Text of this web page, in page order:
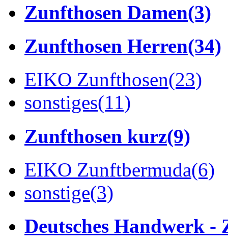
Zunfthosen Damen(3)
Zunfthosen Herren(34)
EIKO Zunfthosen(23)
sonstiges(11)
Zunfthosen kurz(9)
EIKO Zunftbermuda(6)
sonstige(3)
Deutsches Handwerk -